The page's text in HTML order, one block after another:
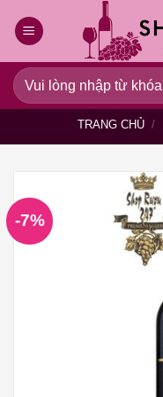
qua
dung
Tìm
kiếm:
TRANG CHỦ /
-7%